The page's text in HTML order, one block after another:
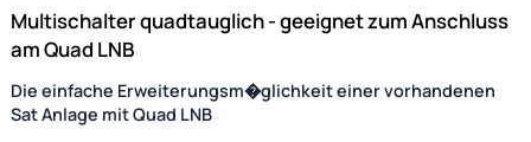
MULTISCHALTER 9/8 MULTISCHALTER 9/16
Multischalter quadtauglich - geeignet zum
am Quad LNB